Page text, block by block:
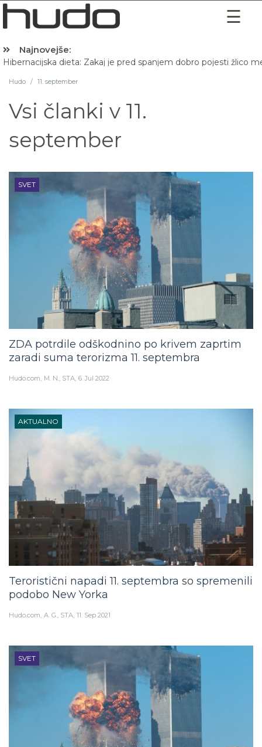
Najnovejše:
Hibernacijska dieta: Zakaj je pred spanjem dobro pojesti žlico
Hudo / 11. september
Vsi članki v 11.
september
SVET
ZDA potrdile odškodnino po krivem zaprtim
zaradi suma terorizma 11. septembra
Hudo.com M. N., STA 6. Jul 2022
AKTUALNO
Teroristični napadi 11. septembra so spremenili
podobo New Yorka
Hudo.com A. G., STA 11. Sep 2021
SVET